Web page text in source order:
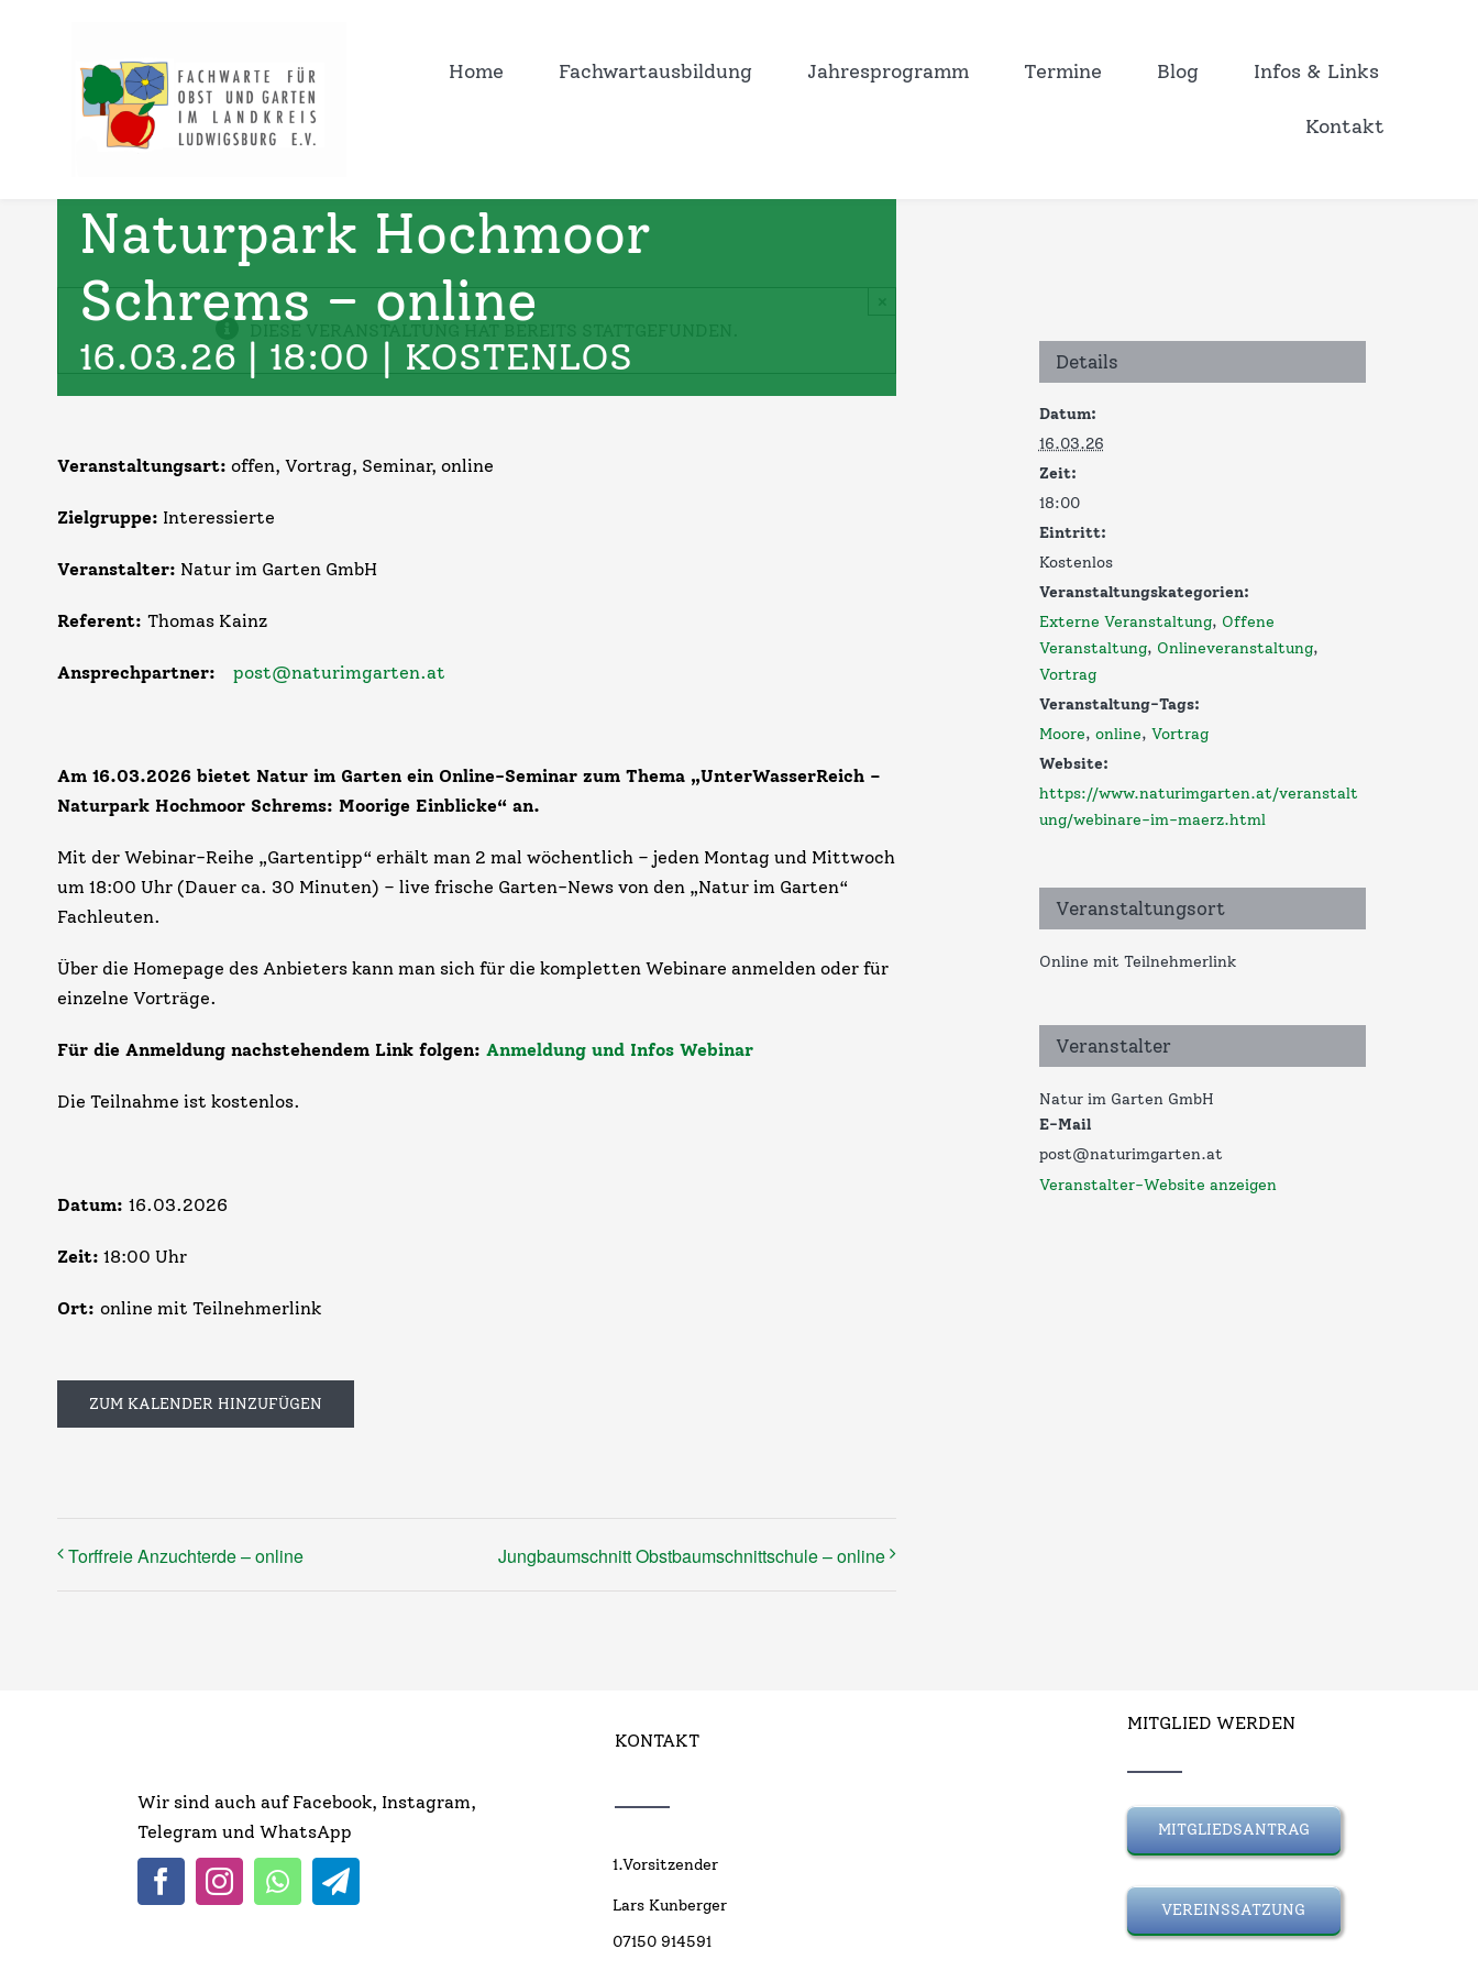
Home Fachwartausbildung Jahresprogramm Termine Blog Infos & Links
Kontakt
Naturpark Hochmoor
Schrems – online
16.03.26 | 18:00 | KOSTENLOS
Veranstaltungsart: offen, Vortrag, Seminar, online
Zielgruppe: Interessierte
Veranstalter: Natur im Garten GmbH
Referent: Thomas Kainz
Ansprechpartner: post@naturimgarten.at
Am 16.03.2026 bietet Natur im Garten ein Online-Seminar zum Thema „UnterWasserReich –
Naturpark Hochmoor Schrems: Moorige Einblicke“ an.
Mit der Webinar-Reihe „Gartentipp“ erhält man 2 mal wöchentlich – jeden Montag und Mittwoch
um 18:00 Uhr (Dauer ca. 30 Minuten) – live frische Garten-News v​​on den „Natur im Garten“
Fachleuten.
Über die Homepage des Anbieters kann man sich für die kompletten Webinare anmelden oder für
einzelne Vorträge.
Für die Anmeldung nachstehendem Link folgen: Anmeldung und Infos Webinar
Die Teilnahme ist kostenlos.
Datum: 16.03.2026
Zeit: 18:00 Uhr
Ort: online mit Teilnehmerlink
ZUM KALENDER HINZUFÜGEN
Torffreie Anzuchterde – online Jungbaumschnitt Obstbaumschnittschule – online
Details
Datum:
16.03.26
Zeit:
18:00
Eintritt:
Kostenlos
Veranstaltungskategorien:
Externe Veranstaltung, Offene
Veranstaltung, Onlineveranstaltung,
Vortrag
Veranstaltung-Tags:
Moore, online, Vortrag
Website:
https://www.naturimgarten.at/veranstalt
ung/webinare-im-maerz.html
Veranstaltungsort
Online mit Teilnehmerlink
Veranstalter
Natur im Garten GmbH
E-Mail
post@naturimgarten.at
Veranstalter-Website anzeigen
Wir sind auch auf Facebook, Instagram,
Telegram und WhatsApp
KONTAKT
1.Vorsitzender
Lars Kunberger
07150 914591
MITGLIED WERDEN
MITGLIEDSANTRAG
VEREINSSATZUNG